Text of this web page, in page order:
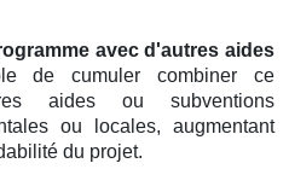
avec d'autres aides
de cumuler combiner ce
aides ou subventions
ou locales, augmentant
du projet.